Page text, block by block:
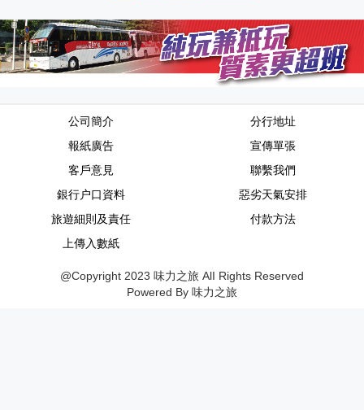
公司簡介
分行地址
報紙廣告
宣傳單張
客戶意見
聯繫我們
銀行户口資料
惡劣天氣安排
旅遊細則及責任
付款方法
上傳入數紙
@Copyright 2023 味力之旅 AlI Rights Reserved
Powered By 味力之旅